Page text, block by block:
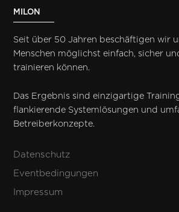
MILON
Seit über 50 Jahren beschäftigen wir
Menschen möglichst einfach, sicher
trainieren können.
Das Ergebnis sind einzigartige
flankierende Systemlösungen und
Betreiberkonzepte.
Datenschutz
Eventbedingungen
Impressum